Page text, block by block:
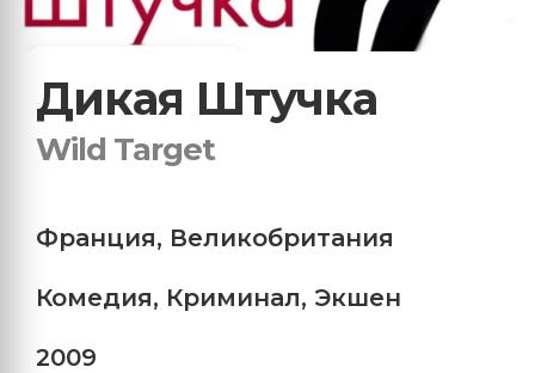
Дикая Штучка
Wild Target
Франция, Великобритания
Комедия, Криминал, Экшен
2009